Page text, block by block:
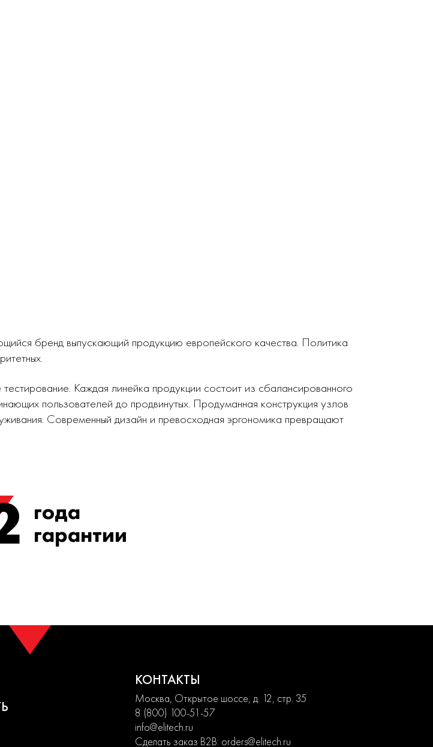
бренд выпускающий продукцию европейского качества. Политика
Каждая линейка продукции состоит из сбалансированного
пользователей до продвинутых. Продуманная конструкция узлов
Современный дизайн и превосходная эргономика превращают
года
гарантии
КОНТАКТЫ
Москва, Открытое шоссе, д. 12, стр. 35
8 (800) 100-51-57
info@elitech.ru
Сделать заказ B2B: orders@elitech.ru